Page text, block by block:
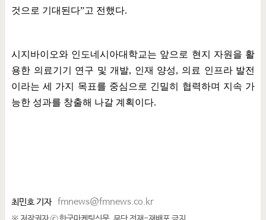
것으로 기대된다”고 전했다.
시지바이오와 인도네시아대학교는 앞으로 현지 자원을 활
용한 의료기기 연구 및 개발, 인재 양성, 의료 인프라 발전
이라는 세 가지 목표를 중심으로 긴밀히 협력하며 지속 가
능한 성과를 창출해 나갈 계획이다.
최민호 기자 fmnews@fmnews.co.kr